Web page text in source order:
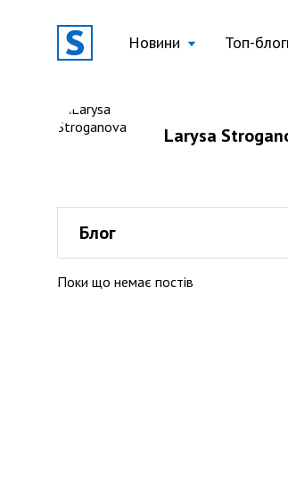
Новини Топ-
Larysa
Блог
Поки що немає постів